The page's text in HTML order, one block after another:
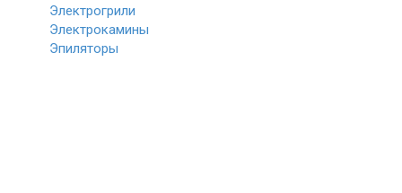
Электрогрили
Электрокамины
Эпиляторы